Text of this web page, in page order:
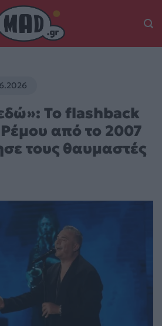
Το flashback
από το 2007
τους θαυμαστές